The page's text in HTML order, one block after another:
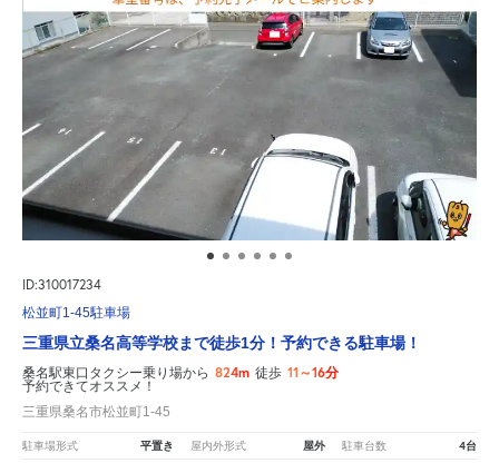
ID:310017234
松並町1-45駐車場
三重県立桑名高等学校まで徒歩1分！予約できる駐車場！
桑名駅東口タクシー乗り場から 824m 徒歩 11～16分
予約できてオススメ！
三重県桑名市松並町1-45
駐車場形式 平置き 屋内外形式 屋外 駐車台数 4台